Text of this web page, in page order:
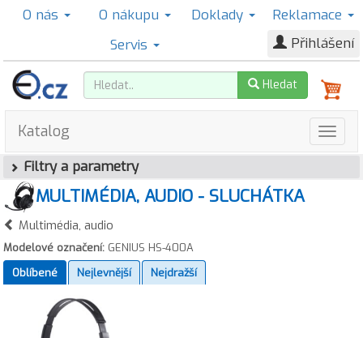
O nás O nákupu Doklady
Reklamace
Servis
Přihlášení
Hledat
Katalog
Filtry a parametry
MULTIMÉDIA, AUDIO - SLUCHÁTKA
Multimédia, audio
Modelové označení: GENIUS HS-400A
Oblíbené
Nejlevnější Nejdražší